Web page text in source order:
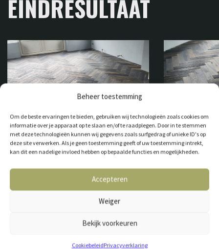
Beheer toestemming
Om de beste ervaringen te bieden, gebruiken wij technologieën zoals cookies om
informatie over je apparaat op te slaan en/of te raadplegen. Door in te stemmen
met deze technologieën kunnen wij gegevens zoals surfgedrag of unieke ID's op
deze site verwerken. Als je geen toestemming geeft of uw toestemming intrekt,
kan dit een nadelige invloed hebben op bepaalde functies en mogelijkheden.
Accepteren
Weiger
Bekijk voorkeuren
CookiebeleidPrivacyverklaring
EINDRESULTAAT